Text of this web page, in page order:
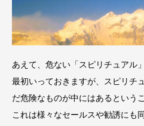
あえて、危ない「スピリチュアル
最初いっておきますが、スピリチ
だ危険なものが中にはあるという
これは様々なセールスや勧誘にも